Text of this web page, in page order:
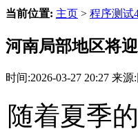
当前位置: 主页 > 程序测试
河南局部地区将
时间:2026-03-27 20:27 来
随着夏季